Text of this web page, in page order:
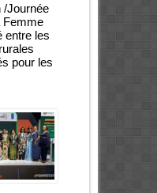
/Journée
Femme
entre les
pour les